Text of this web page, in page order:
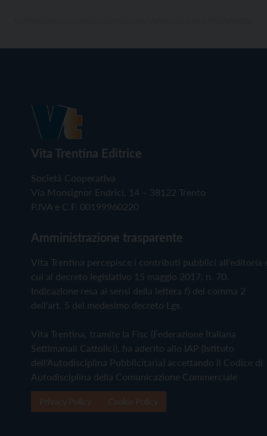
Vita Trentina Editrice
Società Cooperativa
Via Monsignor Endrici, 14 – 38122 Trento
P.IVA e C.F. 00199960220
Amministrazione trasparente
Vita Trentina percepisce i contributi pubblici all'editoria
cui al decreto legislativo 15 maggio 2017, n. 70.
Indicazione resa ai sensi della lettera f) del comma 2
dell'art. 5 del medesimo decreto Lgs.
Vita Trentina, tramite la Fisc (Federazione Italiana
Settimanali Cattolici), ha aderito allo IAP (Istituto
dell'Autodisciplina Pubblicitaria) accettando il Codice di
Autodisciplina della Comunicazione Commerciale